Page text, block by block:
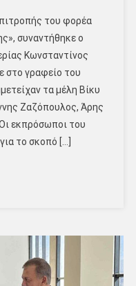
του φορέα
συναντήθηκε ο
Κωνσταντίνος
στο γραφείο του
τα μέλη Βίκυ
Ζαζόπουλος, Άρης
εκπρόσωποι του
το σκοπό […]